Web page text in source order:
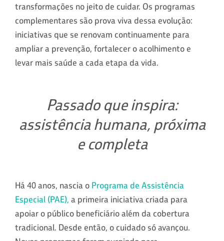
transformações no jeito de cuidar. Os programas
complementares são prova viva dessa evolução:
iniciativas que se renovam continuamente para
ampliar a prevenção, fortalecer o acolhimento e
levar mais saúde a cada etapa da vida.
Passado que inspira:
assistência humana, próxima
e completa
Há 40 anos, nascia o Programa de Assistência
Especial (PAE), a primeira iniciativa criada para
apoiar o público beneficiário além da cobertura
tradicional. Desde então, o cuidado só avançou.